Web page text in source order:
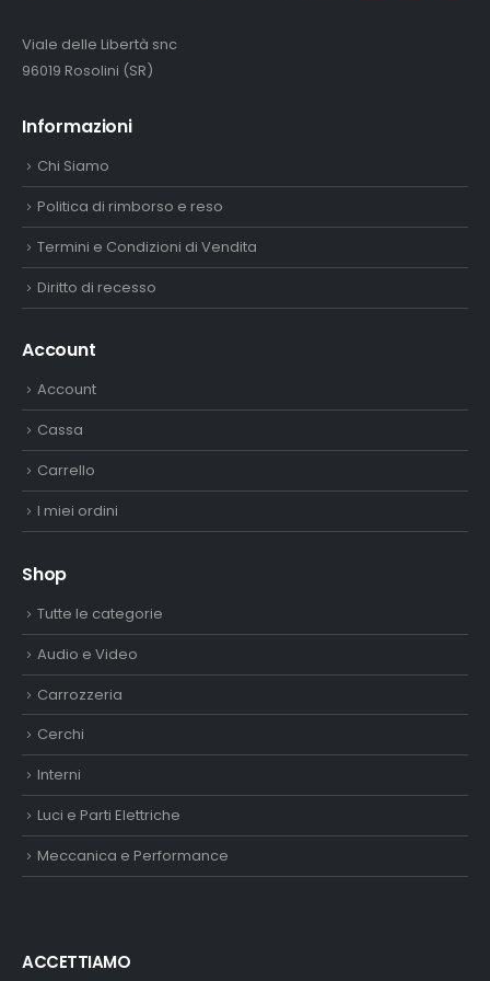
Viale delle Libertà snc
96019 Rosolini (SR)
Informazioni
Chi Siamo
Politica di rimborso e reso
Termini e Condizioni di Vendita
Diritto di recesso
Account
Account
Cassa
Carrello
I miei ordini
Shop
Tutte le categorie
Audio e Video
Carrozzeria
Cerchi
Interni
Luci e Parti Elettriche
Meccanica e Performance
ACCETTIAMO